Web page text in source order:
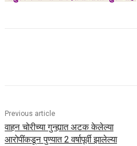
Previous article
वाहन चोरीच्या गुन्ह्यात अटक केलेल्या
आरोपींकडून पुण्यात 2 वर्षापूर्वी झालेल्या